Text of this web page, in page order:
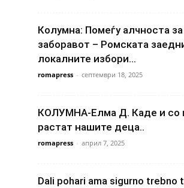
Колумна: Помеѓу алчноста
заборавот – Ромската
локалните избори...
romapress - септември 18, 2025
КОЛУМНА-Елма Д. Каде и со
растат нашите деца..
romapress - април 7, 2025
Dali pohari ama sigurno trebno